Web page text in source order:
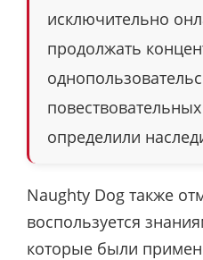
исключительно
продолжать
определили
Naughty Dog также
воспользуется
которые были